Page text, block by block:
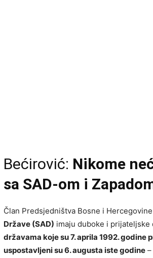
Bećirović: Nikome
sa SAD-om i
Član Predsjedništva Bosne i Hercegovine
Države (SAD) imaju duboke i prijateljske
državama koje su 7. aprila 1992. godine
uspostavljeni su 6. augusta iste godine